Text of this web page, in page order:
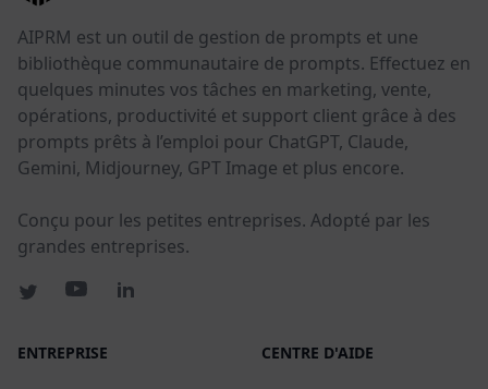
AIPRM est un outil de gestion de prompts et une
bibliothèque communautaire de prompts. Effectuez en
quelques minutes vos tâches en marketing, vente,
opérations, productivité et support client grâce à des
prompts prêts à l’emploi pour ChatGPT, Claude,
Gemini, Midjourney, GPT Image et plus encore.
Conçu pour les petites entreprises. Adopté par les
grandes entreprises.
ENTREPRISE CENTRE D'AIDE